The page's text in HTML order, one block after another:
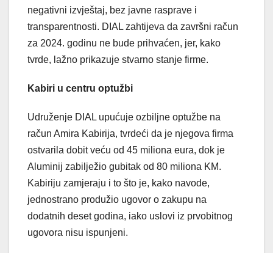
negativni izvještaj, bez javne rasprave i
transparentnosti. DIAL zahtijeva da završni račun
za 2024. godinu ne bude prihvaćen, jer, kako
tvrde, lažno prikazuje stvarno stanje firme.
Kabiri u centru optužbi
Udruženje DIAL upućuje ozbiljne optužbe na
račun Amira Kabirija, tvrdeći da je njegova firma
ostvarila dobit veću od 45 miliona eura, dok je
Aluminij zabilježio gubitak od 80 miliona KM.
Kabiriju zamjeraju i to što je, kako navode,
jednostrano produžio ugovor o zakupu na
dodatnih deset godina, iako uslovi iz prvobitnog
ugovora nisu ispunjeni.